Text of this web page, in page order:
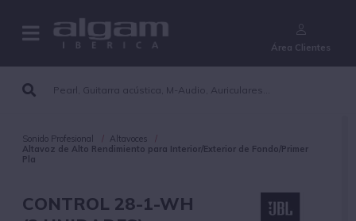
Área Clientes
Sonido Profesional
Altavoces
Altavoz de Alto Rendimiento para Interior/Exterior de Fondo/Primer
Pla
CONTROL 28-1-WH